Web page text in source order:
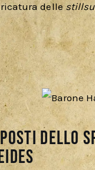
delle
dello